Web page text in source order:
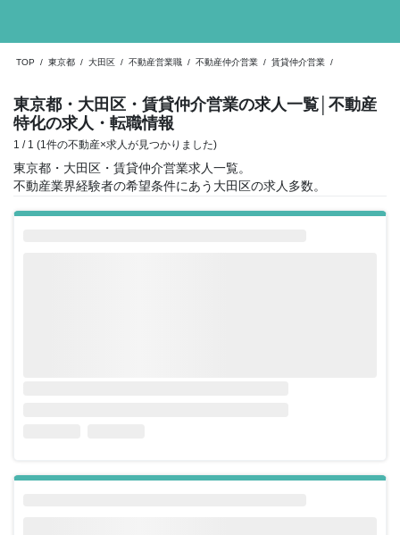
TOP / 東京都 / 大田区 / 不動産営業職 / 不動産仲介営業 / 賃貸仲介営業 /
東京都・大田区・賃貸仲介営業の求人一覧 │不動産
特化の求人・転職情報
1 / 1 (1件の不動産×求人が見つかりました)
東京都・大田区・賃貸仲介営業求人一覧。
不動産業界経験者の希望条件にあう大田区の求人多数。